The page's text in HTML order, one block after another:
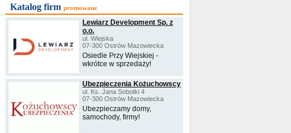
Katalog firm promowane
Lewiarz Development Sp. z
o.o.
ul. Wiejska
07-300 Ostrów Mazowiecka
Osiedle Przy Wiejskiej -
wkrótce w sprzedaży!
Ubezpieczenia Kożuchowscy
ul. Ks. Jana Sobotki 4
07-300 Ostrów Mazowiecka
Ubezpieczamy domy,
samochody, firmy!